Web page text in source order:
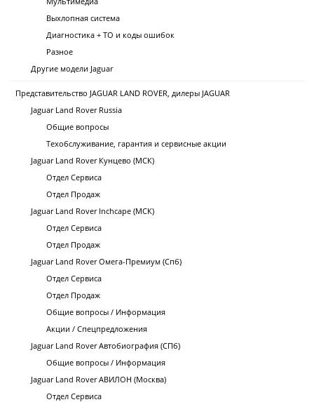
Выхлопная система
Диагностика + ТО и коды ошибок
Разное
Другие модели Jaguar
Представительство JAGUAR LAND ROVER, дилеры JAGUAR
Jaguar Land Rover Russia
Общие вопросы
Техобслуживание, гарантия и сервисные акции
Jaguar Land Rover Кунцево (МСК)
Отдел Сервиса
Отдел Продаж
Jaguar Land Rover Inchcape (МСК)
Отдел Сервиса
Отдел Продаж
Jaguar Land Rover Омега-Премиум (Спб)
Отдел Сервиса
Отдел Продаж
Общие вопросы / Информация
Акции / Спецпредложения
Jaguar Land Rover Автобиография (СПб)
Общие вопросы / Информация
Jaguar Land Rover АВИЛОН (Москва)
Отдел Сервиса